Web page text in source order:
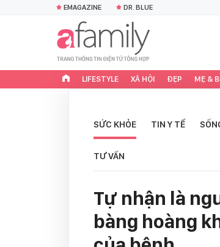
EMAGAZINE DR. BLUE
LIFESTYLE XÃ HỘI ĐẸP MẸ &
SỨC KHỎE TIN Y TẾ
TƯ VẤN
Tự nhận là
bàng hoàng